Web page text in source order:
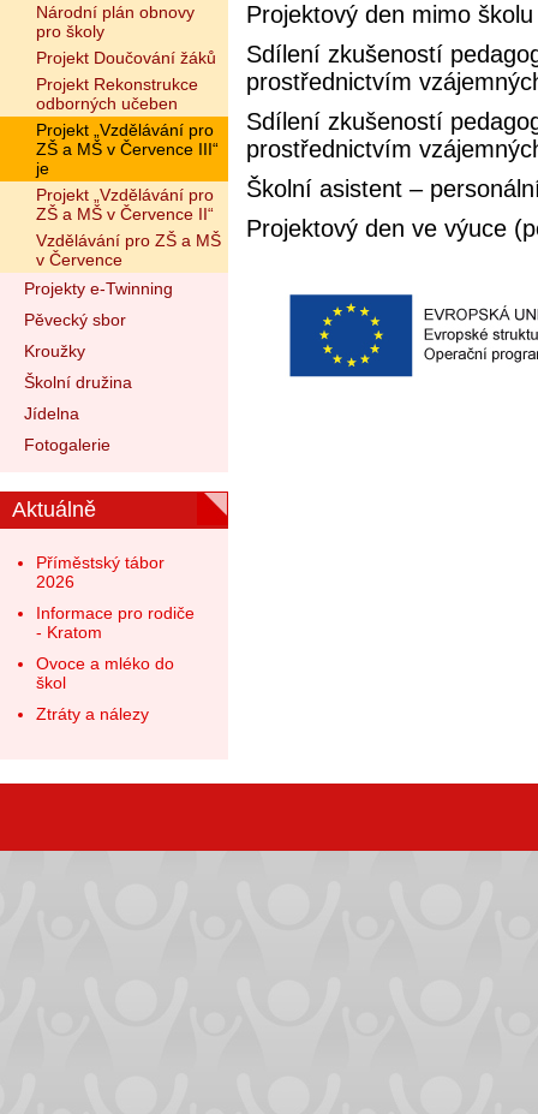
Národní plán obnovy
pro školy
Projekt Doučování žáků
Projekt Rekonstrukce
odborných učeben
Projekt „Vzdělávání pro
ZŠ a MŠ v Července III“
je
Projekt „Vzdělávání pro
ZŠ a MŠ v Července II“
Vzdělávání pro ZŠ a MŠ
v Července
Projekty e-Twinning
Pěvecký sbor
Kroužky
Školní družina
Jídelna
Fotogalerie
Aktuálně
Příměstský tábor
2026
Informace pro rodiče
- Kratom
Ovoce a mléko do
škol
Ztráty a nálezy
Projektový den mimo
Sdílení zkušeností
prostřednictvím
Sdílení zkušeností
prostřednictvím
Školní asistent –
Projektový den ve výuce